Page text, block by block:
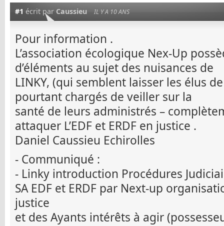
#1 écrit par Caussieu IL Y A 10 ANS
Pour information .
L’association écologique Nex-Up
d’éléments au sujet des nuisances de
LINKY, (qui semblent laisser les élus
pourtant chargés de veiller sur la
santé de leurs administrés –
attaquer L’EDF et ERDF en justice .
Daniel Caussieu Echirolles
- Communiqué :
- Linky introduction Procédures
SA EDF et ERDF par Next-up
justice
et des Ayants intérêts à agir